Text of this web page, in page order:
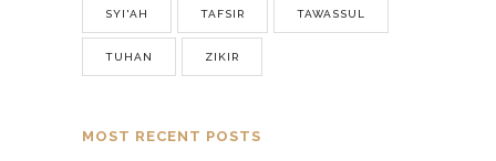
SYI'AH TAFSIR TAWASSUL
TUHAN ZIKIR
MOST RECENT POSTS